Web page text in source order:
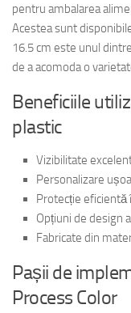
pentru ambalarea
Acestea sunt
16.5 cm este unul
de a acomoda o
Beneficiile
plastic
Vizibilitate
Personalizare
Protecție
Opțiuni de design
Fabricate din
Pașii de
Process Color